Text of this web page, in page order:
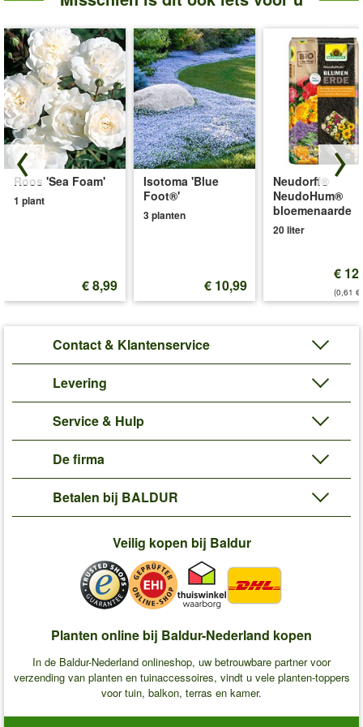
Roos 'Sea Foam'
1 plant
€ 8,99
Isotoma 'Blue
Foot®'
3 planten
€ 10,99
Neudorff®
NeudoHum®
bloemenaarde
20 liter
€
(0,61
Contact & Klantenservice
Levering
Service & Hulp
De firma
Betalen bij BALDUR
Veilig kopen bij Baldur
Planten online bij Baldur-Nederland kopen
In de Baldur-Nederland onlineshop, uw betrouwbare partner voor
verzending van planten en tuinaccessoires, vindt u vele planten-toppers
voor tuin, balkon, terras en kamer.